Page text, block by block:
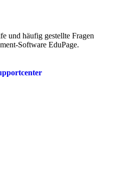
und häufig gestellte Fragen
Software EduPage.